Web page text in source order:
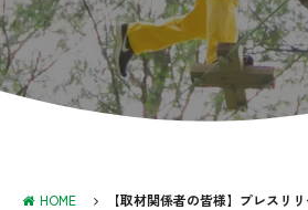
HOME 【取材関係者の皆様】プレスリ